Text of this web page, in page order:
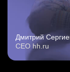
Дмитрий
CEO hh.ru